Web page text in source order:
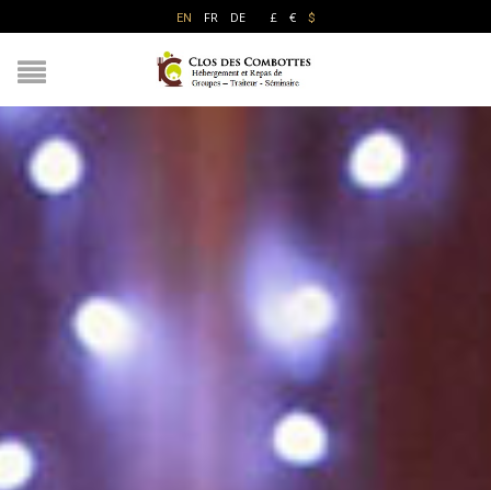
EN FR DE £ € $